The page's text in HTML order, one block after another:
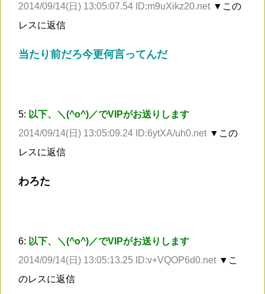
2014/09/14(日) 13:05:07.54 ID:m9uXikz20.net ▼この
レスに返信
当たり前だろ今更何言ってんだ
5: 以下、＼(^o^)／でVIPがお送りします
2014/09/14(日) 13:05:09.24 ID:6ytXA/uh0.net ▼この
レスに返信
わろた
6: 以下、＼(^o^)／でVIPがお送りします
2014/09/14(日) 13:05:13.25 ID:v+VQOP6d0.net ▼こ
のレスに返信